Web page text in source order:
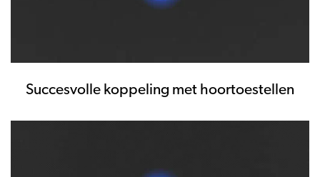
Succesvolle koppeling met hoortoestellen